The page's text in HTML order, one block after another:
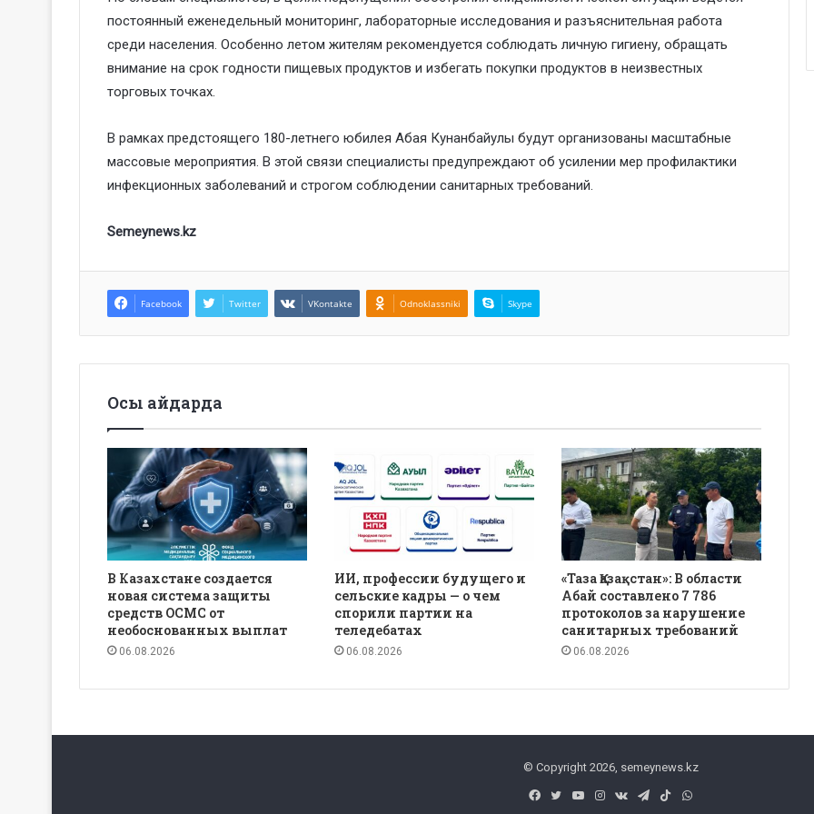
постоянный еженедельный мониторинг, лабораторные исследования и разъяснительная работа
среди населения. Особенно летом жителям рекомендуется соблюдать личную гигиену, обращать
внимание на срок годности пищевых продуктов и избегать покупки продуктов в неизвестных
торговых точках.
В рамках предстоящего 180-летнего юбилея Абая Кунанбайулы будут организованы масштабные
массовые мероприятия. В этой связи специалисты предупреждают об усилении мер профилактики
инфекционных заболеваний и строгом соблюдении санитарных требований.
Semeynews.kz
Facebook Twitter VKontakte Odnoklassniki Skype
Осы айдарда
В Казахстане создается
новая система защиты
средств ОСМС от
необоснованных выплат
06.08.2026
ИИ, профессии будущего и
сельские кадры — о чем
спорили партии на
теледебатах
06.08.2026
«Таза Қазақстан»: В области
Абай составлено 7 786
протоколов за нарушение
санитарных требований
06.08.2026
© Copyright 2026, semeynews.kz
Facebook
TwitterYouTubeInstagram
vk.comTelegram
TikTokWhatsApp